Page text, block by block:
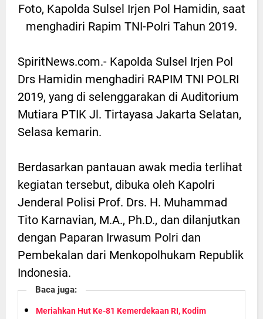
Foto, Kapolda Sulsel Irjen Pol Hamidin, saat
menghadiri Rapim TNI-Polri Tahun 2019.
SpiritNews.com.- Kapolda Sulsel Irjen Pol
Drs Hamidin menghadiri RAPIM TNI POLRI
2019, yang di selenggarakan di Auditorium
Mutiara PTIK Jl. Tirtayasa Jakarta Selatan,
Selasa kemarin.
Berdasarkan pantauan awak media terlihat
kegiatan tersebut, dibuka oleh Kapolri
Jenderal Polisi Prof. Drs. H. Muhammad
Tito Karnavian, M.A., Ph.D., dan dilanjutkan
dengan Paparan Irwasum Polri dan
Pembekalan dari Menkopolhukam Republik
Indonesia.
Baca juga:
Meriahkan Hut Ke-81 Kemerdekaan RI, Kodim